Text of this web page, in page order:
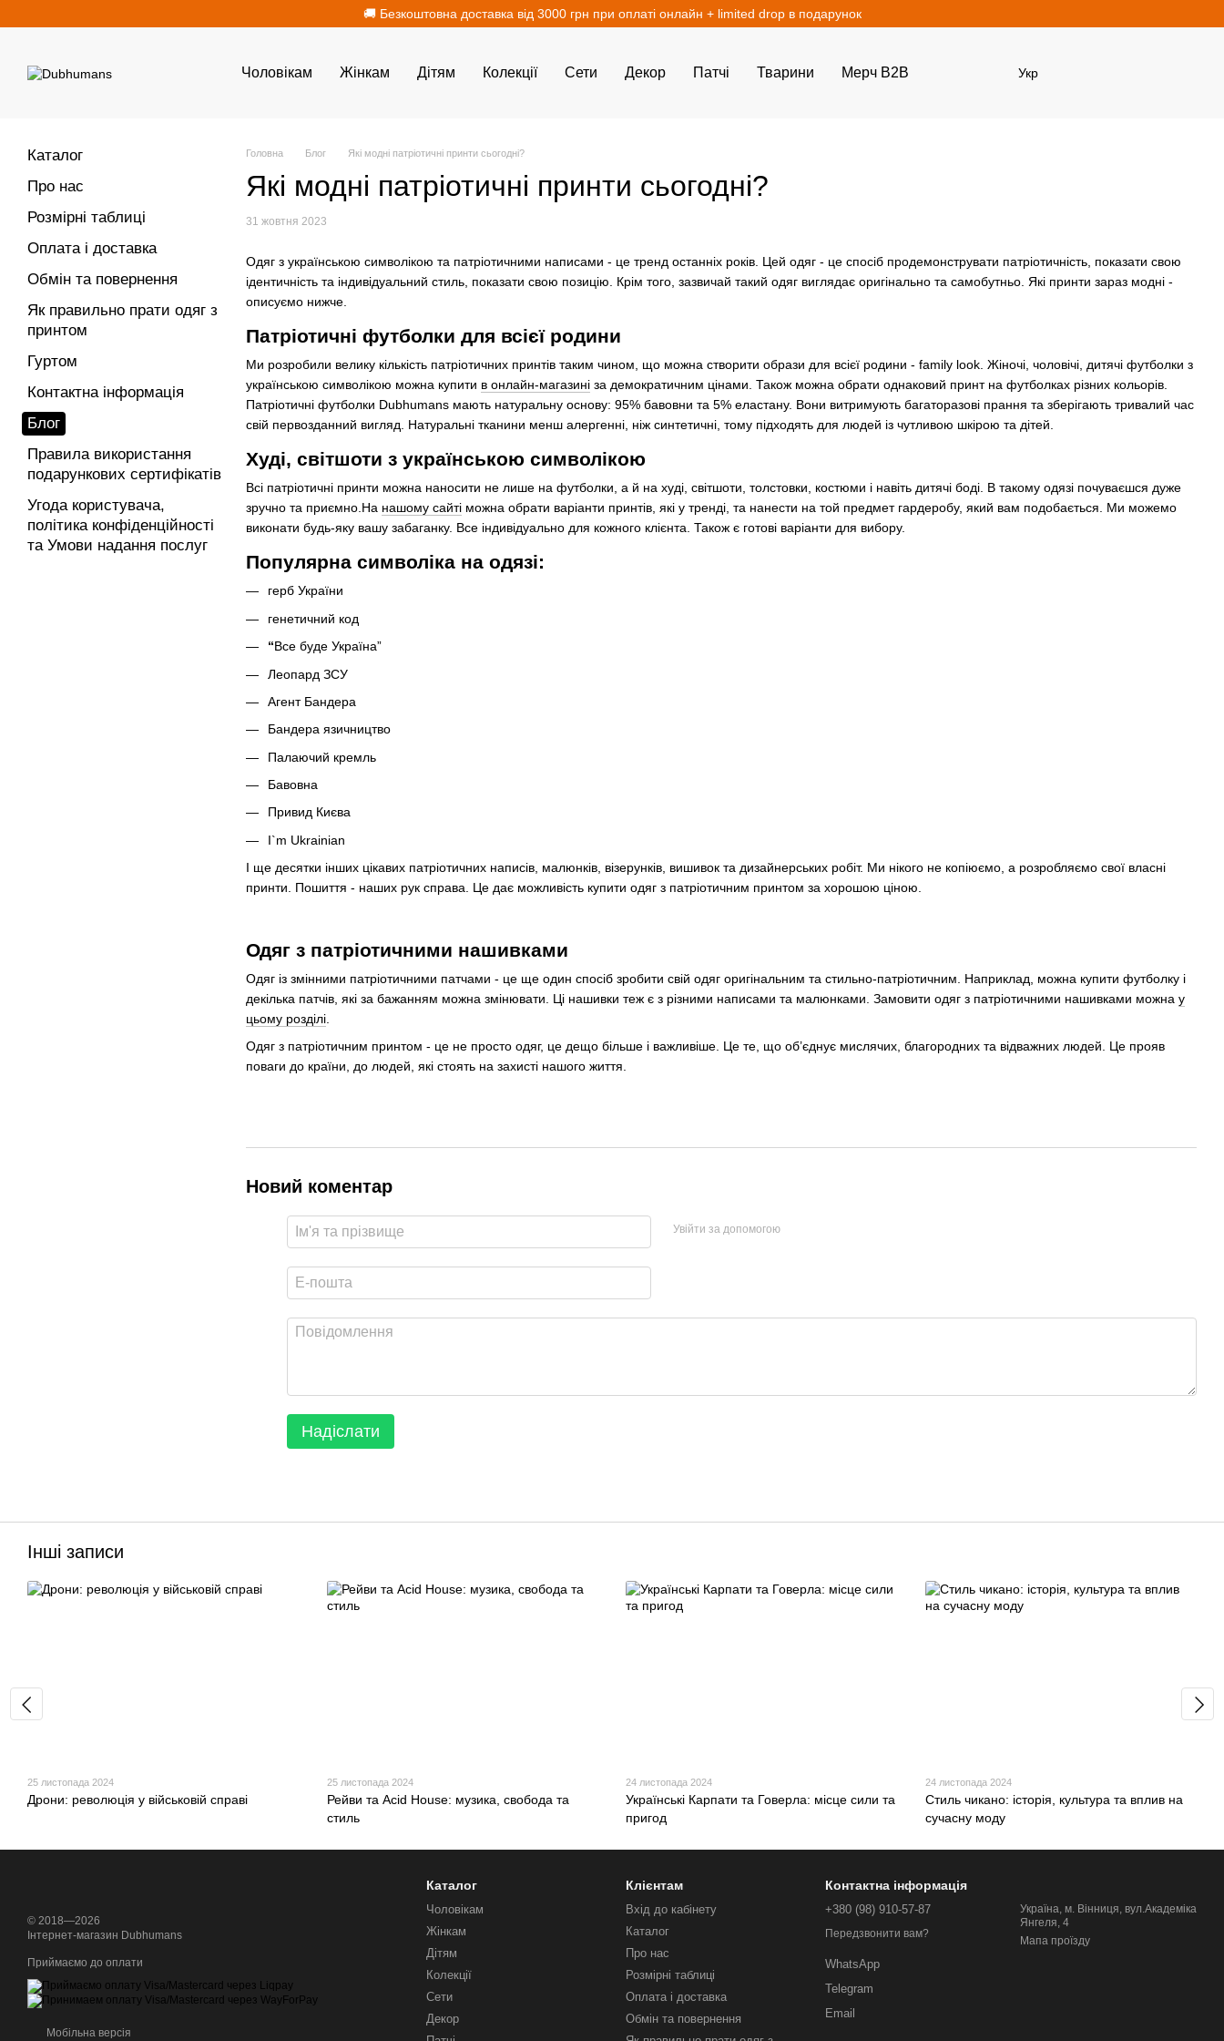
🚚 Безкоштовна доставка від 3000 грн при оплаті онлайн + limited drop в подарунок
Чоловікам Жінкам Дітям Колекції Сети Декор Патчі Тварини Мерч B2B Укр
Головна Блог Які модні патріотичні принти сьогодні?
Які модні патріотичні принти сьогодні?
31 жовтня 2023
Одяг з українською символікою та патріотичними написами - це тренд останніх років. Цей одяг - це спосіб продемонструвати патріотичність, показати свою
ідентичність та індивідуальний стиль, показати свою позицію. Крім того, зазвичай такий одяг виглядає оригінально та самобутньо. Які принти зараз модні -
описуємо нижче.
Патріотичні футболки для всієї родини
Ми розробили велику кількість патріотичних принтів таким чином, що можна створити образи для всієї родини - family look. Жіночі, чоловічі, дитячі футболки з
українською символікою можна купити в онлайн-магазині за демократичним цінами. Також можна обрати однаковий принт на футболках різних кольорів.
Патріотичні футболки Dubhumans мають натуральну основу: 95% бавовни та 5% еластану. Вони витримують багаторазові прання та зберігають тривалий час
свій первозданний вигляд. Натуральні тканини менш алергенні, ніж синтетичні, тому підходять для людей із чутливою шкірою та дітей.
Худі, світшоти з українською символікою
Всі патріотичні принти можна наносити не лише на футболки, а й на худі, світшоти, толстовки, костюми і навіть дитячі боді. В такому одязі почуваєшся дуже
зручно та приємно.На нашому сайті можна обрати варіанти принтів, які у тренді, та нанести на той предмет гардеробу, який вам подобається. Ми можемо
виконати будь-яку вашу забаганку. Все індивідуально для кожного клієнта. Також є готові варіанти для вибору.
Популярна символіка на одязі:
герб України
генетичний код
“Все буде Україна”
Леопард ЗСУ
Агент Бандера
Бандера язичництво
Палаючий кремль
Бавовна
Привид Києва
I`m Ukrainian
І ще десятки інших цікавих патріотичних написів, малюнків, візерунків, вишивок та дизайнерських робіт. Ми нікого не копіюємо, а розробляємо свої власні
принти. Пошиття - наших рук справа. Це дає можливість купити одяг з патріотичним принтом за хорошою ціною.
Одяг з патріотичними нашивками
Одяг із змінними патріотичними патчами - це ще один спосіб зробити свій одяг оригінальним та стильно-патріотичним. Наприклад, можна купити футболку і
декілька патчів, які за бажанням можна змінювати. Ці нашивки теж є з різними написами та малюнками. Замовити одяг з патріотичними нашивками можна у
цьому розділі
Одяг з патріотичним принтом - це не просто одяг, це дещо більше і важливіше. Це те, що об’єднує мислячих, благородних та відважних людей. Це прояв
поваги до країни, до людей, які стоять на захисті нашого життя.
Новий коментар
Увійти за допомогою
Надіслати
Каталог
Про нас
Розмірні таблиці
Оплата і доставка
Обмін та повернення
Як правильно прати одяг з
принтом
Гуртом
Контактна інформація
Блог
Правила використання
подарункових сертифікатів
Угода користувача,
політика конфіденційності
та Умови надання послуг
Інші записи
25 листопада 2024
Дрони: революція у військовій справі
25 листопада 2024
Рейви та Acid House: музика, свобода та
стиль
24 листопада 2024
Українські Карпати та Говерла: місце сили та
пригод
24 листопада 2024
Стиль чикано: історія, культура та вплив на
сучасну моду
© 2018—2026
Інтернет-магазин Dubhumans
Приймаємо до оплати
Мобільна версія
Каталог
Чоловікам
Жінкам
Дітям
Колекції
Сети
Декор
Клієнтам
Вхід до кабінету
Каталог
Про нас
Розмірні таблиці
Оплата і доставка
Обмін та повернення
Контактна інформація
+380 (98) 910-57-87
Передзвонити вам?
WhatsApp
Telegram
Email
Україна, м. Вінниця, вул.Академіка
Янгеля, 4
Мапа проїзду